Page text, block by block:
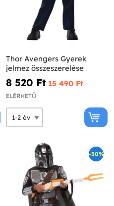
Thor Avengers Gyerek
jelmez összeszerelése
8 520 Ft‎ 15 490 Ft‎
ELÉRHETŐ
-50%